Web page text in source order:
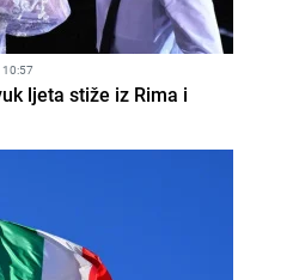
ljeta stiže iz Rima i